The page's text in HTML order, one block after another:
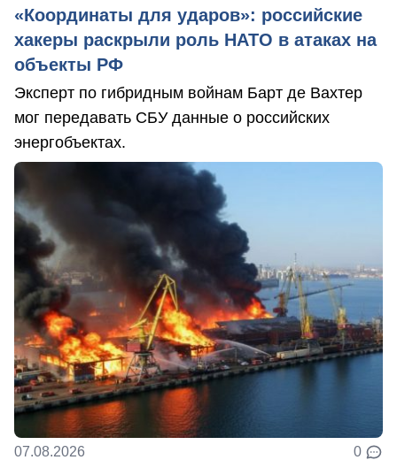
«Координаты для ударов»: российские
хакеры раскрыли роль НАТО в атаках на
объекты РФ
Эксперт по гибридным войнам Барт де Вахтер
мог передавать СБУ данные о российских
энергобъектах.
07.08.2026 0